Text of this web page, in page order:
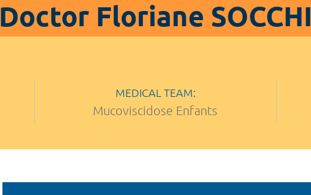
Doctor Floriane SOCCHI
MEDICAL TEAM:
Mucoviscidose Enfants